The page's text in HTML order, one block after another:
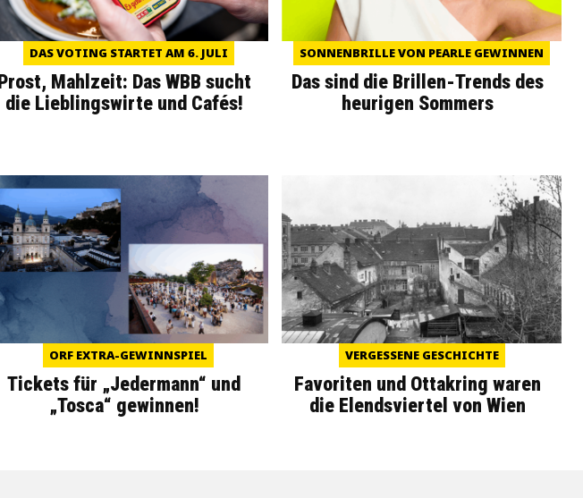
DAS VOTING STARTET AM 6. JULI
Prost, Mahlzeit: Das WBB sucht
die Lieblingswirte und Cafés!
SONNENBRILLE VON PEARLE GEWINNEN
Das sind die Brillen-Trends des
heurigen Sommers
ORF EXTRA-GEWINNSPIEL
Tickets für „Jedermann“ und
„Tosca“ gewinnen!
VERGESSENE GESCHICHTE
Favoriten und Ottakring waren
die Elendsviertel von Wien